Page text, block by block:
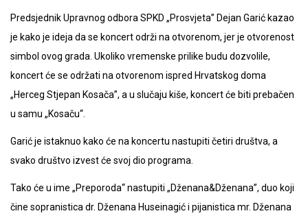
Predsjednik Upravnog odbora SPKD „Prosvjeta” Dejan Garić kazao
je kako je ideja da se koncert održi na otvorenom, jer je otvorenost
simbol ovog grada. Ukoliko vremenske prilike budu dozvolile,
koncert će se održati na otvorenom ispred Hrvatskog doma
„Herceg Stjepan Kosača”, a u slučaju kiše, koncert će biti prebačen
u samu „Kosaču“.
Garić je istaknuo kako će na koncertu nastupiti četiri društva, a
svako društvo izvest će svoj dio programa.
Tako će u ime „Preporoda“ nastupiti „Dženana&Dženana”, duo koji
čine sopranistica dr. Dženana Huseinagić i pijanistica mr. Dženana